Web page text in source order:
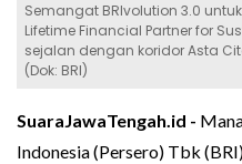
Semangat BRIvolution 3.0
Lifetime Financial Partner for
sejalan dengan koridor Asta
(Dok: BRI)
SuaraJawaTengah.id -
Indonesia (Persero) Tbk